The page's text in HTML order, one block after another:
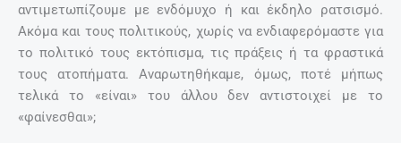
αντιμετωπίζουμε με ενδόμυχο ή και έκδηλο ρατσισμό.
Ακόμα και τους πολιτικούς, χωρίς να ενδιαφερόμαστε για
το πολιτικό τους εκτόπισμα, τις πράξεις ή τα φραστικά
τους ατοπήματα. Αναρωτηθήκαμε, όμως, ποτέ μήπως
τελικά το «είναι» του άλλου δεν αντιστοιχεί με το
«φαίνεσθαι»;